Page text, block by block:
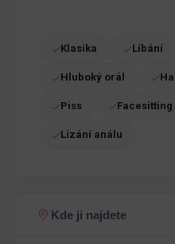
Klasika Líbání
Hluboký orál
Piss Facesitting
Lízání análu
Kde ji najdete